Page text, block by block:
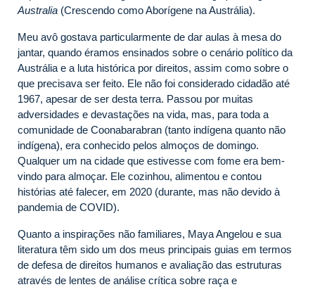
Australia (Crescendo como Aborígene na Austrália).
Meu avô gostava particularmente de dar aulas à mesa do
jantar, quando éramos ensinados sobre o cenário político da
Austrália e a luta histórica por direitos, assim como sobre o
que precisava ser feito. Ele não foi considerado cidadão até
1967, apesar de ser desta terra. Passou por muitas
adversidades e devastações na vida, mas, para toda a
comunidade de Coonabarabran (tanto indígena quanto não
indígena), era conhecido pelos almoços de domingo.
Qualquer um na cidade que estivesse com fome era bem-
vindo para almoçar. Ele cozinhou, alimentou e contou
histórias até falecer, em 2020 (durante, mas não devido à
pandemia de COVID).
Quanto a inspirações não familiares, Maya Angelou e sua
literatura têm sido um dos meus principais guias em termos
de defesa de direitos humanos e avaliação das estruturas
através de lentes de análise crítica sobre raça e